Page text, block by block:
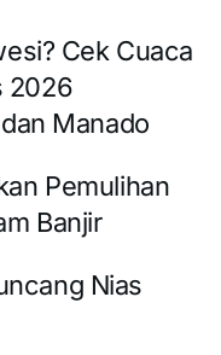
Cek Cuaca
2026
Manado
Pemulihan
Banjir
Nias